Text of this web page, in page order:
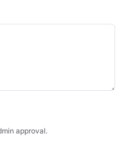
approval.